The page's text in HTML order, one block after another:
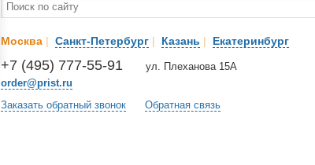
Москва | Санкт-Петербург | Казань | Екатеринбург
+7 (495) 777-55-91
order@prist.ru
ул. Плеханова 15А
Заказать обратный звонок Обратная связь